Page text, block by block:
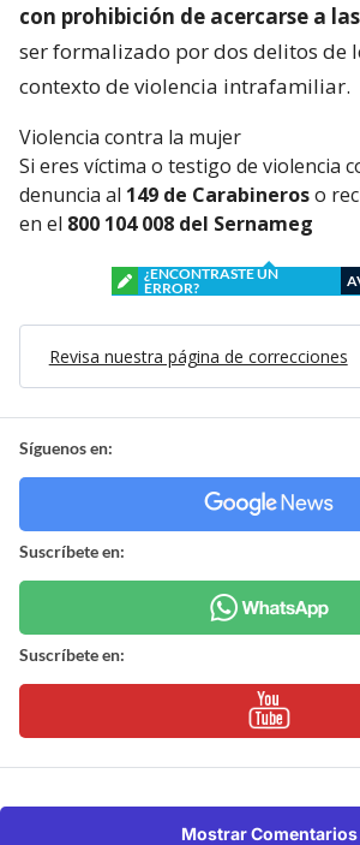
con prohibición de acercarse a
ser formalizado por dos delitos de
contexto de violencia intrafamiliar.
Violencia contra la mujer
Si eres víctima o testigo de violencia
denuncia al 149 de Carabineroso
en el 800 104 008 del Sernameg
¿ENCONTRASTE UN
ERROR?
Revisa nuestra página de correcciones
Síguenos en:
Suscríbete en:
Suscríbete en:
Mostrar Comentarios